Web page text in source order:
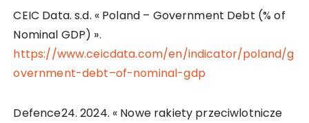
CEIC Data. s.d. « Poland – Government Debt (% of
Nominal GDP) ».
https://www.ceicdata.com/en/indicator/poland/g
overnment-debt–of-nominal-gdp
Defence24. 2024. « Nowe rakiety przeciwlotnicze